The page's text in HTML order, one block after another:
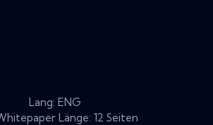
Lang: ENG
Länge: 12 Seiten